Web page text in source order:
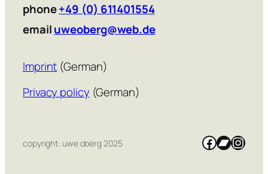
phone+49 (0) 611401554
emailuweoberg@web.de
Imprint (German)
Privacy policy (German)
copyright: uwe oberg 2025 Facebook